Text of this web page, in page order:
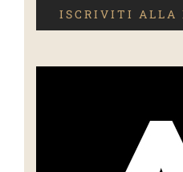
ISCRIVITI ALLA